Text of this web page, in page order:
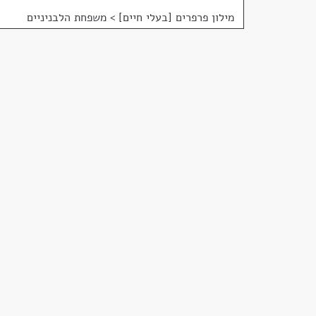
מילון פרפרים [בעלי חיים] > משפחת הלבניניים